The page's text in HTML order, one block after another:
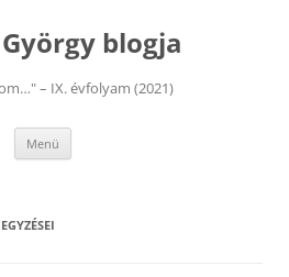
blogja
– IX. évfolyam (2021)
Menü